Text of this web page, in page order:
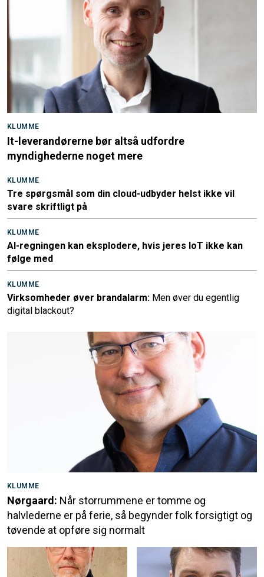
KLUMME
It-leverandørerne bør altså udfordre
myndighederne noget mere
KLUMME
Tre spørgsmål som din cloud-udbyder helst ikke vil
svare skriftligt på
KLUMME
AI-regningen kan eksplodere, hvis jeres IoT ikke kan
følge med
KLUMME
Virksomheder øver brandalarm: Men øver du egentlig
digital blackout?
KLUMME
Nørgaard: Når storrummene er tomme og
halvlederne er på ferie, så begynder folk forsigtigt og
tøvende at opføre sig normalt